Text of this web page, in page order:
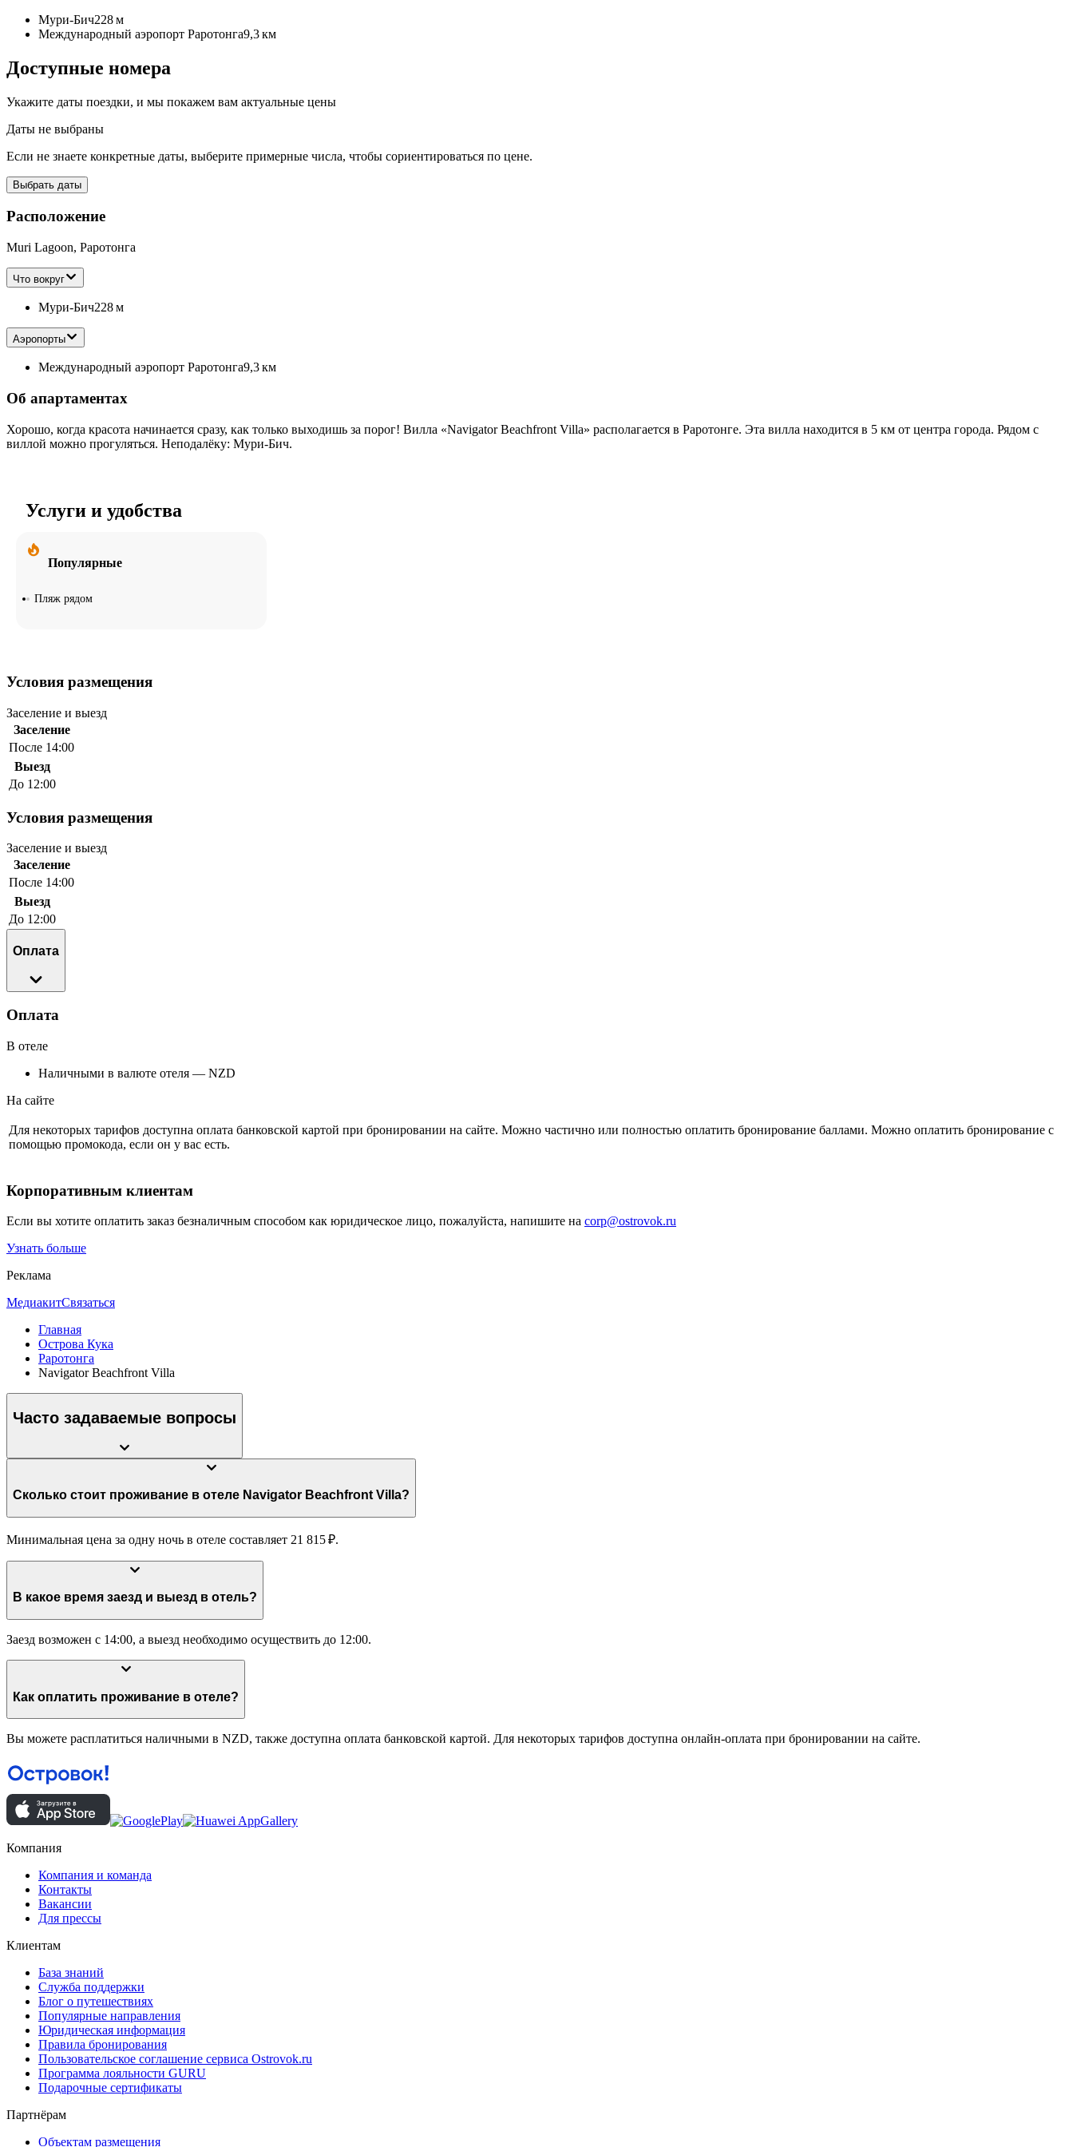
Мури-Бич228 м
Международный аэропорт Раротонга9,3 км
Доступные номера
Укажите даты поездки, и мы покажем вам актуальные цены
Даты не выбраны
Если не знаете конкретные даты, выберите примерные числа, чтобы сориентироваться по цене.
Выбрать даты
Расположение
Muri Lagoon, Раротонга
Что вокруг
Мури-Бич228 м
Аэропорты
Международный аэропорт Раротонга9,3 км
Об апартаментах
Хорошо, когда красота начинается сразу, как только выходишь за порог! Вилла «Navigator Beachfront Villa» располагается в Раротонге. Эта вилла находится в 5 км от центра города. Рядом с
виллой можно прогуляться. Неподалёку: Мури-Бич.
Услуги и удобства
Популярные
Пляж рядом
Условия размещения
Заселение и выезд
Заселение
После 14:00
Выезд
До 12:00
Условия размещения
Заселение и выезд
Заселение
После 14:00
Выезд
До 12:00
Оплата
Оплата
В отеле
Наличными в валюте отеля — NZD
На сайте
Для некоторых тарифов доступна оплата банковской картой при бронировании на сайте. Можно частично или полностью оплатить бронирование баллами. Можно оплатить бронирование с
помощью промокода, если он у вас есть.
Корпоративным клиентам
Если вы хотите оплатить заказ безналичным способом как юридическое лицо, пожалуйста, напишите на corp@ostrovok.ru
Узнать больше
Реклама
МедиакитСвязаться
Главная
Острова Кука
Раротонга
Navigator Beachfront Villa
Часто задаваемые вопросы
Сколько стоит проживание в отеле Navigator Beachfront Villa?
Минимальная цена за одну ночь в отеле составляет 21 815 ₽.
В какое время заезд и выезд в отель?
Заезд возможен с 14:00, а выезд необходимо осуществить до 12:00.
Как оплатить проживание в отеле?
Вы можете расплатиться наличными в NZD, также доступна оплата банковской картой. Для некоторых тарифов доступна онлайн-оплата при бронировании на сайте.
Компания
Компания и команда
Контакты
Вакансии
Для прессы
Клиентам
База знаний
Служба поддержки
Блог о путешествиях
Популярные направления
Юридическая информация
Правила бронирования
Пользовательское соглашение сервиса Ostrovok.ru
Программа лояльности GURU
Подарочные сертификаты
Партнёрам
Объектам размещения